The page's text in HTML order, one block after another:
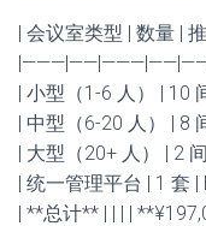
| 会议室类型 | 数量 |
| 小型（1-6 人） | 10
| 中型（6-20 人） | 8
| 大型（20+ 人） | 2
| 统一管理平台 | 1 套 |
| **总计** | | | |